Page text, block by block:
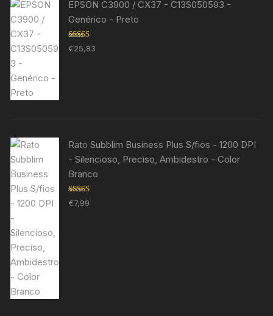
EPSON C3900 / CX37 - C13S050593 -
Genérico - Preto
Avaliação
5.00de 5
€25,83
Rato Subblim Business Plus S/fios - 1200 DPI
- Silencioso, Preciso, Ambidestro - Color
Branco
Avaliação
5.00de 5
€7,99